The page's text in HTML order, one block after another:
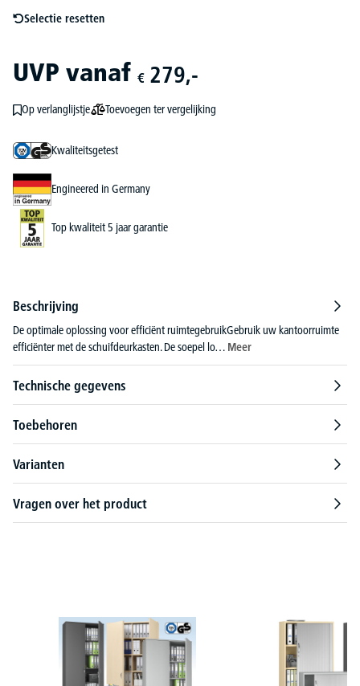
Selectie resetten
UVP vanaf € 279,-
Op verlanglijstje Toevoegen ter vergelijking
Kwaliteitsgetest
Engineered in Germany
Top kwaliteit 5 jaar garantie
Beschrijving
De optimale oplossing voor efficiënt ruimtegebruikGebruik uw kantoorruimte
efficiënter met de schuifdeurkasten. De soepel lo… Meer
Technische gegevens
Toebehoren
Varianten
Vragen over het product